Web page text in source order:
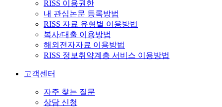
RISS 이용권한
내 관심논문 등록방법
RISS 자료 유형별 이용방법
복사/대출 이용방법
해외전자자료 이용방법
RISS 정보취약계층 서비스 이용방법
고객센터
자주 찾는 질문
상담 신청